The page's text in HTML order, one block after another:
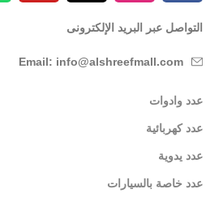
التواصل عبر البريد الإلكترونى
Email: info@alshreefmall.com
عدد وادوات
عدد كهربائية
عدد يدوية
عدد خاصة بالسيارات